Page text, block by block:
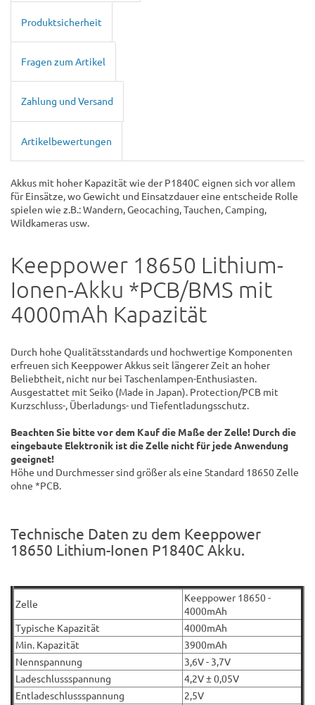
Produktsicherheit
Fragen zum Artikel
Zahlung und Versand
Artikelbewertungen
Akkus mit hoher Kapazität wie der P1840C eignen sich vor allem
für Einsätze, wo Gewicht und Einsatzdauer eine entscheide Rolle
spielen wie z.B.: Wandern, Geocaching, Tauchen, Camping,
Wildkameras usw.
Keeppower 18650 Lithium-
Ionen-Akku *PCB/BMS mit
4000mAh Kapazität
Durch hohe Qualitätsstandards und hochwertige Komponenten
erfreuen sich Keeppower Akkus seit längerer Zeit an hoher
Beliebtheit, nicht nur bei Taschenlampen-Enthusiasten.
Ausgestattet mit Seiko (Made in Japan). Protection/PCB mit
Kurzschluss-, Überladungs- und Tiefentladungsschutz.
Beachten Sie bitte vor dem Kauf die Maße der Zelle! Durch die
eingebaute Elektronik ist die Zelle nicht für jede Anwendung
geeignet!
Höhe und Durchmesser sind größer als eine Standard 18650 Zelle
ohne *PCB.
Technische Daten zu dem Keeppower
18650 Lithium-Ionen P1840C Akku.
Zelle
Keeppower 18650 -
4000mAh
Typische Kapazität
4000mAh
Min. Kapazität
3900mAh
Nennspannung
3,6V - 3,7V
Ladeschlussspannung
4,2V ± 0,05V
Entladeschlussspannung
2,5V